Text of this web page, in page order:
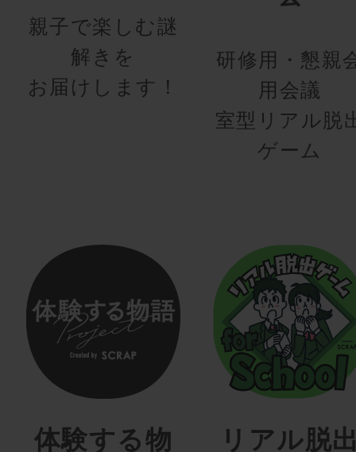
親子で楽しむ謎
解きを
お届けします！
研修用・懇親
用会議
室型リアル脱
ゲーム
体験する物 リアル脱